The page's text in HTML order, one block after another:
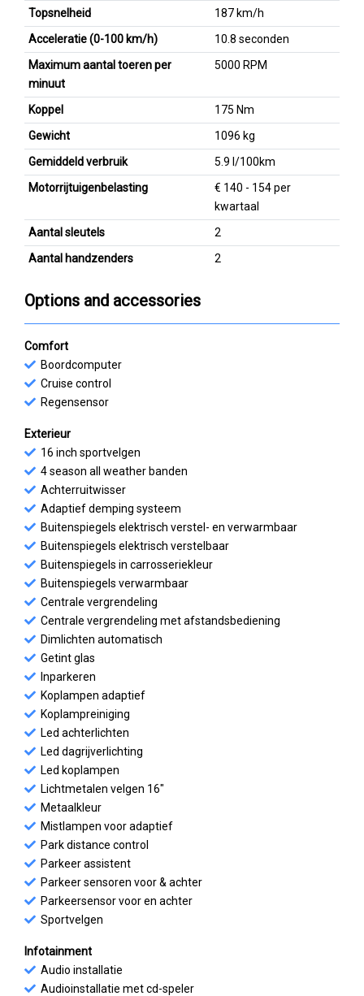
Topsnelheid
187 km/h
Acceleratie (0-100 km/h)
10.8 seconden
Maximum aantal toeren per
minuut
5000 RPM
Koppel
175 Nm
Gewicht
1096 kg
Gemiddeld verbruik
5.9 l/100km
Motorrijtuigenbelasting
€ 140 - 154 per
kwartaal
Aantal sleutels
2
Aantal handzenders
2
Options and accessories
Comfort
Boordcomputer
Cruise control
Regensensor
Exterieur
16 inch sportvelgen
4 season all weather banden
Achterruitwisser
Adaptief demping systeem
Buitenspiegels elektrisch verstel- en verwarmbaar
Buitenspiegels elektrisch verstelbaar
Buitenspiegels in carrosseriekleur
Buitenspiegels verwarmbaar
Centrale vergrendeling
Centrale vergrendeling met afstandsbediening
Dimlichten automatisch
Getint glas
Inparkeren
Koplampen adaptief
Koplampreiniging
Led achterlichten
Led dagrijverlichting
Led koplampen
Lichtmetalen velgen 16"
Metaalkleur
Mistlampen voor adaptief
Park distance control
Parkeer assistent
Parkeer sensoren voor & achter
Parkeersensor voor en achter
Sportvelgen
Infotainment
Audio installatie
Audioinstallatie met cd-speler